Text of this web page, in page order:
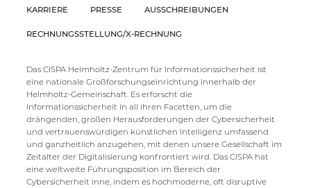
KARRIERE PRESSE AUSSCHREIBUNGEN
RECHNUNGSSTELLUNG/X-RECHNUNG
Das CISPA Helmholtz-Zentrum für Informationssicherheit ist
eine nationale Großforschungseinrichtung innerhalb der
Helmholtz-Gemeinschaft. Es erforscht die
Informationssicherheit in all ihren Facetten, um die
drängenden, großen Herausforderungen der Cybersicherheit
und vertrauenswürdigen künstlichen Intelligenz umfassend
und ganzheitlich anzugehen, mit denen unsere Gesellschaft im
Zeitalter der Digitalisierung konfrontiert wird. Das CISPA hat
eine weltweite Führungsposition im Bereich der
Cybersicherheit inne, indem es hochmoderne, oft disruptive